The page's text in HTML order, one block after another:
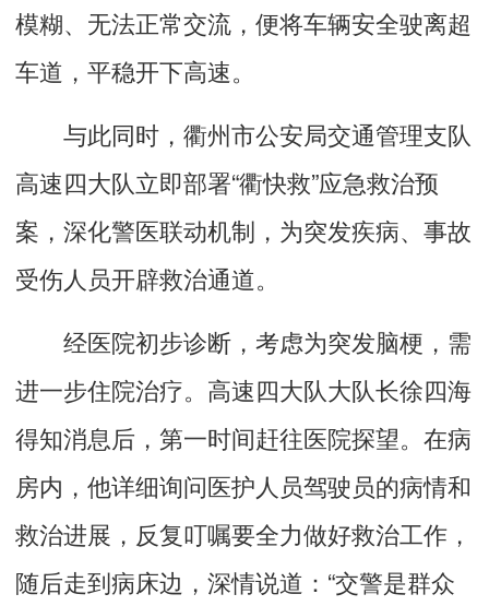
模糊、无法正常交流，便将车辆安全驶离超
车道，平稳开下高速。
与此同时，衢州市公安局交通管理支队
高速四大队立即部署“衢快救”应急救治预
案，深化警医联动机制，为突发疾病、事故
受伤人员开辟救治通道。
经医院初步诊断，考虑为突发脑梗，需
进一步住院治疗。高速四大队大队长徐四海
得知消息后，第一时间赶往医院探望。在病
房内，他详细询问医护人员驾驶员的病情和
救治进展，反复叮嘱要全力做好救治工作，
随后走到病床边，深情说道：“交警是群众